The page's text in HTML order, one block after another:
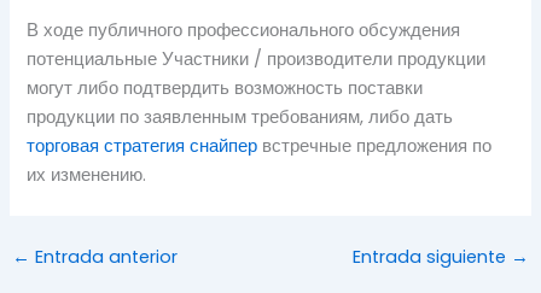
В ходе публичного профессионального обсуждения
потенциальные Участники / производители продукции
могут либо подтвердить возможность поставки
продукции по заявленным требованиям, либо дать
торговая стратегия снайпер встречные предложения по
их изменению.
← Entrada anterior Entrada siguiente →